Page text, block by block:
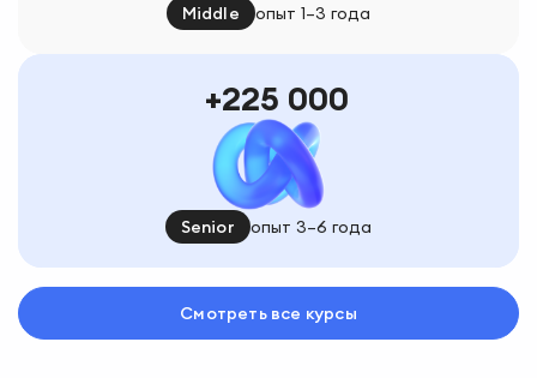
Middle опыт 1–3 года
225 000
Senior опыт 3–6 года
Смотреть все курсы